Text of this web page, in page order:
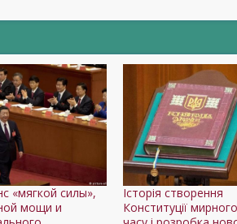
«мягкой силы»,
мощи и
Історія створення
Конституції мирного